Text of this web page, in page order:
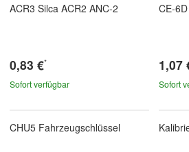
ACR3 Silca ACR2 ANC-2
0,83 €*
Sofort verfügbar
CE-
1,07
Sofort
CHU5 Fahrzeugschlüssel